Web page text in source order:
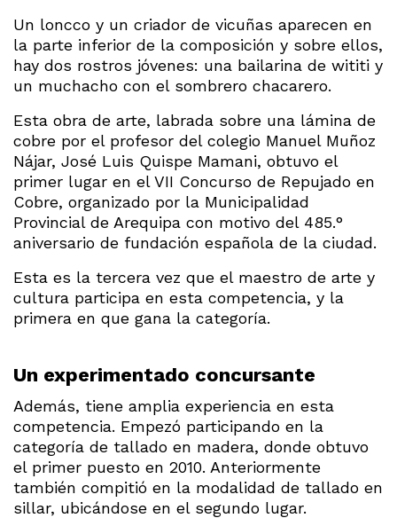
Un loncco y un criador de vicuñas aparecen en
la parte inferior de la composición y sobre ellos,
hay dos rostros jóvenes: una bailarina de wititi y
un muchacho con el sombrero chacarero.
Esta obra de arte, labrada sobre una lámina de
cobre por el profesor del colegio Manuel Muñoz
Nájar, José Luis Quispe Mamani, obtuvo el
primer lugar en el VII Concurso de Repujado en
Cobre, organizado por la Municipalidad
Provincial de Arequipa con motivo del 485.°
aniversario de fundación española de la ciudad.
Esta es la tercera vez que el maestro de arte y
cultura participa en esta competencia, y la
primera en que gana la categoría.
Un experimentado concursante
Además, tiene amplia experiencia en esta
competencia. Empezó participando en la
categoría de tallado en madera, donde obtuvo
el primer puesto en 2010. Anteriormente
también compitió en la modalidad de tallado en
sillar, ubicándose en el segundo lugar.